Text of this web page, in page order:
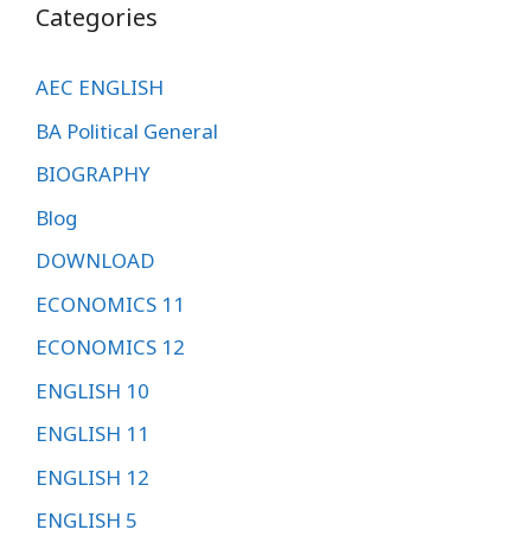
Categories
AEC ENGLISH
BA Political General
BIOGRAPHY
Blog
DOWNLOAD
ECONOMICS 11
ECONOMICS 12
ENGLISH 10
ENGLISH 11
ENGLISH 12
ENGLISH 5